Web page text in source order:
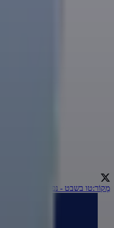
מָקוֹר:טו בשבט - נפלאות הבריאה.